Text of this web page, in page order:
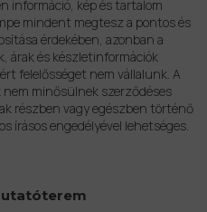
információ, kép és tartalom
mindent megtesz a pontos és
érdekében, azonban a
árak és készletinformációk
felelősséget nem vállalunk. A
minősülnek szerződéses
részben vagy egészben történő
írásos engedélyével lehetséges.